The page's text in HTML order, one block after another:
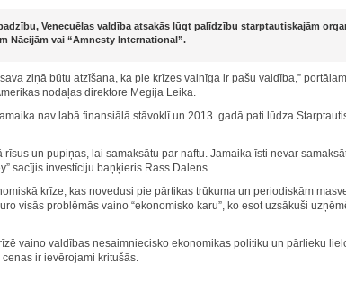
Venecuēlas valdība atsakās lūgt palīdzību starptautiskajām
Nācijām vai “Amnesty International”.
ziņā būtu atzīšana, ka pie krīzes vainīga ir pašu valdība,”
nodaļas direktore Megija Leika.
nav labā finansiālā stāvoklī un 2013. gadā pati lūdza
rīsus un pupiņas, lai samaksātu par naftu. Jamaika īsti nevar
sacījis investīciju baņķieris Rass Dalens.
krīze, kas novedusi pie pārtikas trūkuma un periodiskām
visās problēmās vaino “ekonomisko karu”, ko esot uzsākuši
vaino valdības nesaimniecisko ekonomikas politiku un pārlieku
ir ievērojami kritušās.